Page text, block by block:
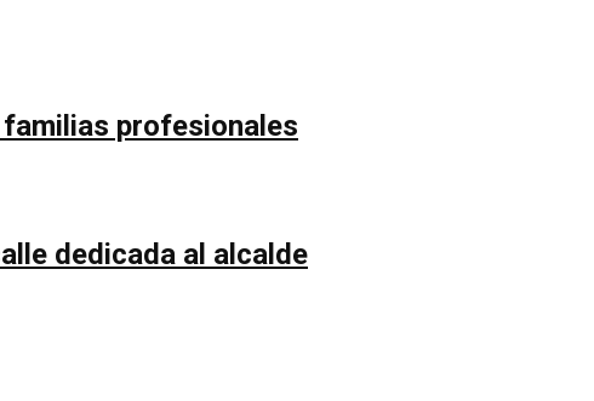
profesionales
dedicada al alcalde